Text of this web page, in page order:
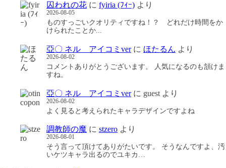
囚われの花 に fyiria (ﾌｨｰ) より
2026-08-05
ものすっごいクオリティですね！？ どれだけ時間をか
けられたことか...
亞〇 ネル アイコミverに ほたるん より
2026-08-02
コメントありがとうございます。 人気になるのも頷けま
すね。
亞〇 ネル アイコミverに guest より
2026-08-02
よく見ると考えられたキャラデザインですよね
調教師の魔 に stzero より
2026-08-01
そう言って頂けてありがたいです。 そうなんですよ、汚
いケツキャラ出るのでユキカ…